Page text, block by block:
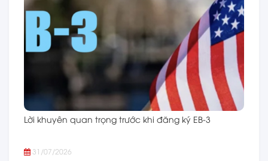
Lời khuyên quan trọng trước khi đăng ký EB-3
31/07/2026